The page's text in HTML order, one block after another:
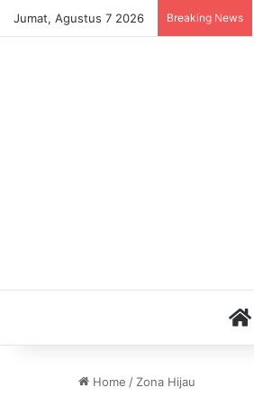
Jumat, Agustus 7 2026 Breaking News
Home / Zona Hijau